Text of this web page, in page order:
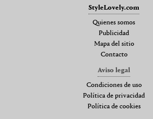
StyleLovely.com
Quienes somos
Publicidad
Mapa del sitio
Contacto
Aviso legal
Condiciones de uso
Política de privacidad
Política de cookies